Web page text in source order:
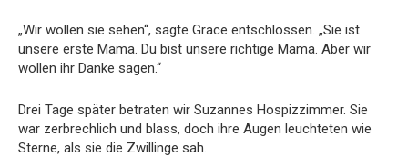
„Wir wollen sie sehen“, sagte Grace entschlossen. „Sie ist
unsere erste Mama. Du bist unsere richtige Mama. Aber wir
wollen ihr Danke sagen.“
Drei Tage später betraten wir Suzannes Hospizzimmer. Sie
war zerbrechlich und blass, doch ihre Augen leuchteten wie
Sterne, als sie die Zwillinge sah.